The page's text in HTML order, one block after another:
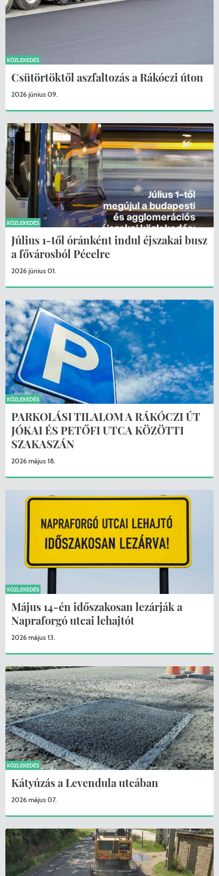
Csütörtöktől aszfaltozás a Rákóczi úton
2026 június 09.
KÖZLEKEDÉS
Július 1-től óránként indul éjszakai busz
a fővárosból Pécelre
2026 június 01.
KÖZLEKEDÉS
PARKOLÁSI TILALOM A RÁKÓCZI ÚT
JÓKAI ÉS PETŐFI UTCA KÖZÖTTI
SZAKASZÁN
2026 május 18.
KÖZLEKEDÉS
Május 14-én időszakosan lezárják a
Napraforgó utcai lehajtót
2026 május 13.
KÖZLEKEDÉS
Kátyúzás a Levendula utcában
2026 május 07.
KÖZLEKEDÉS